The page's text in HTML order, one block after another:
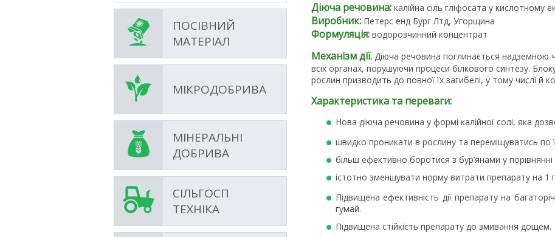
ПОСІВНИЙ
МАТЕРІАЛ
МІКРОДОБРИВА
МІНЕРАЛЬНІ
ДОБРИВА
СІЛЬГОСП
ТЕХНІКА
Діюча речовина: калійна сіль гліфосата у кислотному
Виробник: Петерс енд Бург Лтд, Угорщина
Формуляція: водорозчинний концентрат
Механізм дії. Діюча речовина поглинається надземною
всіх органах, порушуючи процеси білкового синтезу.
рослин призводить до повної їх загибелі, у тому числі й
Характеристика та переваги:
Нова діюча речовина у формі калійної солі, яка
швидко проникати в рослину та переміщуватись по
більш ефективно боротися з бур’янами у
істотно зменшувати норму витрати препарату на 1
Підвищена ефективність дії препарату на
гумай.
Підвищена стійкість препарату до змивання дощем.